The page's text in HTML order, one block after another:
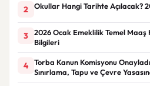
2 Okullar Hangi Tarihte Açılacak?
3
2026 Ocak Emeklilik Temel
Bilgileri
4
Torba Kanun Komisyonu
Sınırlama, Tapu ve Çevre